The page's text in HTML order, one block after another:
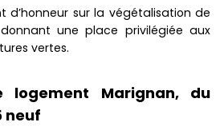
d’honneur sur la végétalisation de
une place privilégiée aux
vertes.
logement Marignan, du
neuf